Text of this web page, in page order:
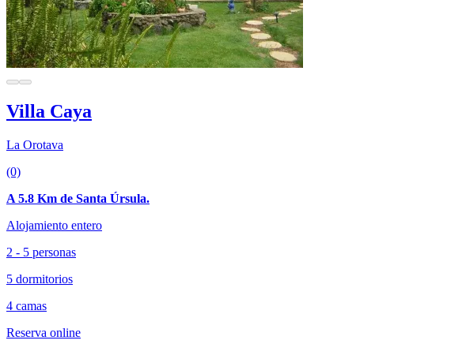
Villa Caya
La Orotava
(0)
A 5.8 Km de Santa Úrsula.
Alojamiento entero
2 - 5 personas
5 dormitorios
4 camas
Reserva online